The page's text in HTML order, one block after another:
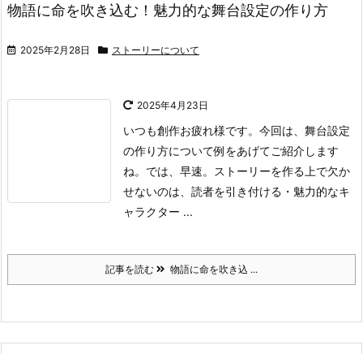
物語に命を吹き込む！魅力的な舞台設定の作り方
2025年2月28日 ストーリーについて
2025年4月23日
いつも創作お疲れ様です。 今回は、舞台設定
の作り方について例をあげてご紹介します
ね。 では、早速。
ストーリーを作る上で欠か
せないのは、 読者を引き付ける ・魅力的なキ
ャラクター ...
記事を読む 物語に命を吹き込 ...